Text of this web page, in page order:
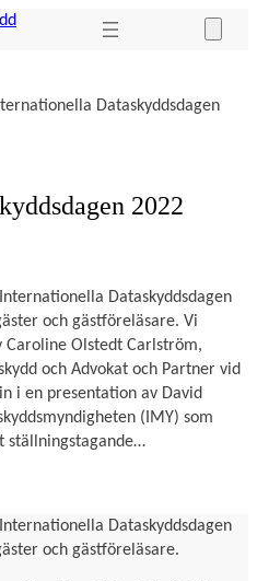
Dataskyddsdagen
2022
Dataskyddsdagen
och gästföreläsare. Vi
Olstedt Carlström,
och Advokat och Partner vid
i en presentation av David
(IMY) som
ställningstagande…
Dataskyddsdagen
och gästföreläsare.